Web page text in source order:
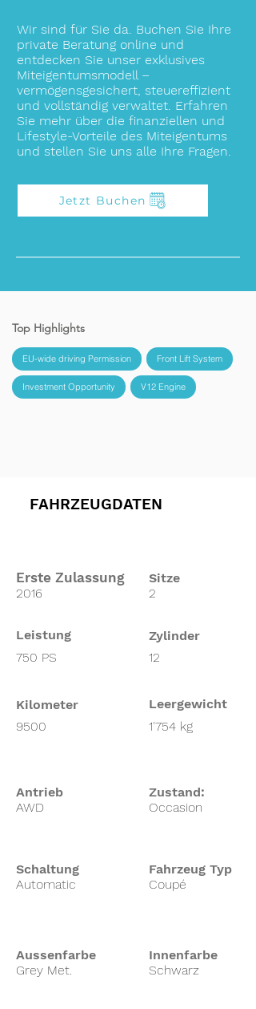
Wir sind für Sie da. Buchen Sie Ihre
private Beratung online und
entdecken Sie unser exklusives
Miteigentumsmodell –
vermögensgesichert, steuereffizient
und vollständig verwaltet. Erfahren
Sie mehr über die finanziellen und
Lifestyle-Vorteile des Miteigentums
und stellen Sie uns alle Ihre Fragen.
Jetzt Buchen
Top Highlights
EU-wide driving Permission Front Lift System
Investment Opportunity V12 Engine
FAHRZEUGDATEN
Erste Zulassung
2016
Leistung
750 PS
Kilometer
9500
Sitze
2
Zylinder
12
Leergewicht
1'754 kg
Antrieb
AWD
Zustand:
Occasion
Schaltung
Fahrzeug Typ
Automatic
Coupé
Aussenfarbe
Grey Met.
Innenfarbe
Schwarz